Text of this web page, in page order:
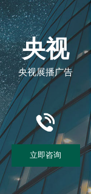
央视
央视展播广告
立即咨询